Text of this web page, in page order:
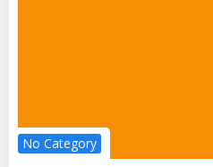
No Category